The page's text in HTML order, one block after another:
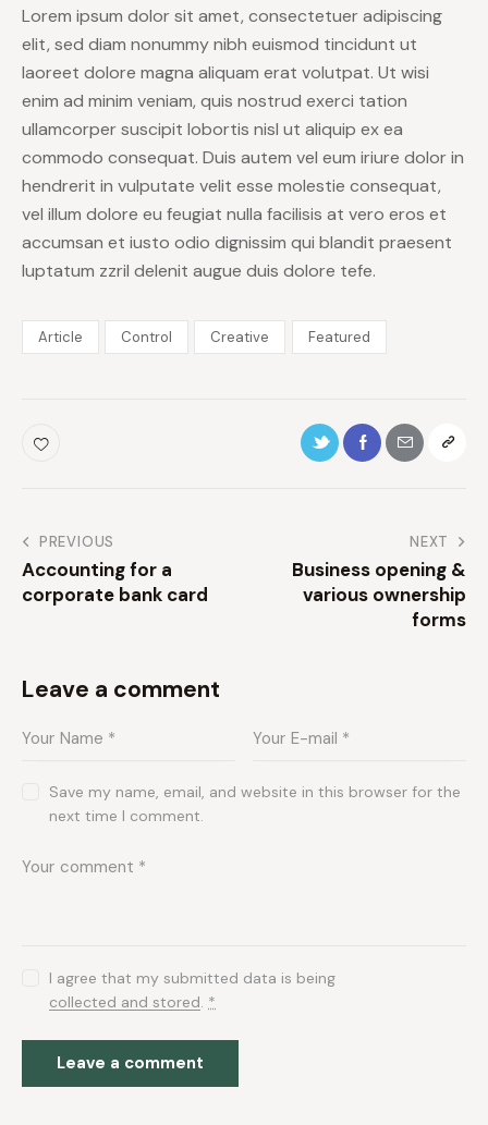
Lorem ipsum dolor sit amet, consectetuer adipiscing
elit, sed diam nonummy nibh euismod tincidunt ut
laoreet dolore magna aliquam erat volutpat. Ut wisi
enim ad minim veniam, quis nostrud exerci tation
ullamcorper suscipit lobortis nisl ut aliquip ex ea
commodo consequat. Duis autem vel eum iriure dolor in
hendrerit in vulputate velit esse molestie consequat,
vel illum dolore eu feugiat nulla facilisis at vero eros et
accumsan et iusto odio dignissim qui blandit praesent
luptatum zzril delenit augue duis dolore tefe.
Article Control Creative Featured
PREVIOUS
Accounting for a
corporate bank card
NEXT
Business opening &
various ownership
forms
Leave a comment
Save my name, email, and website in this browser for the
next time I comment.
I agree that my submitted data is being
collected and stored. *